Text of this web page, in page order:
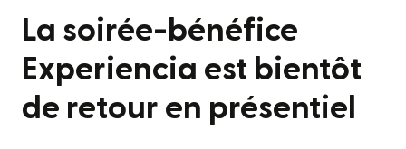
La soirée-bénéfice
Experiencia est bientôt
de retour en présentiel